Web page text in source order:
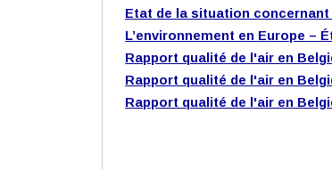
Etat de la situation
L’environnement en Europe –
Rapport qualité de l'air en
Rapport qualité de l'air en
Rapport qualité de l'air en